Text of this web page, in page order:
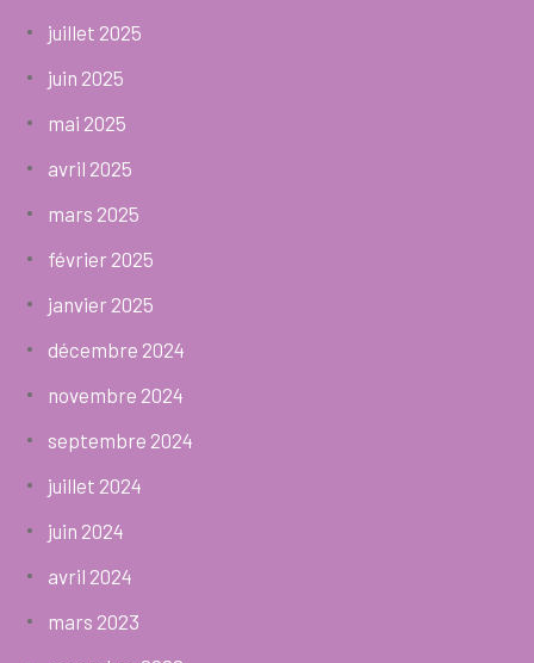
juillet 2025
juin 2025
mai 2025
avril 2025
mars 2025
février 2025
janvier 2025
décembre 2024
novembre 2024
septembre 2024
juillet 2024
juin 2024
avril 2024
mars 2023